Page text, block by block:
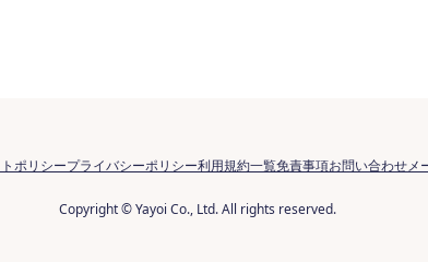
ポリシープライバシーポリシー利用規約一覧免責事項お問い合わせメ
Copyright © Yayoi Co., Ltd. All rights reserved.